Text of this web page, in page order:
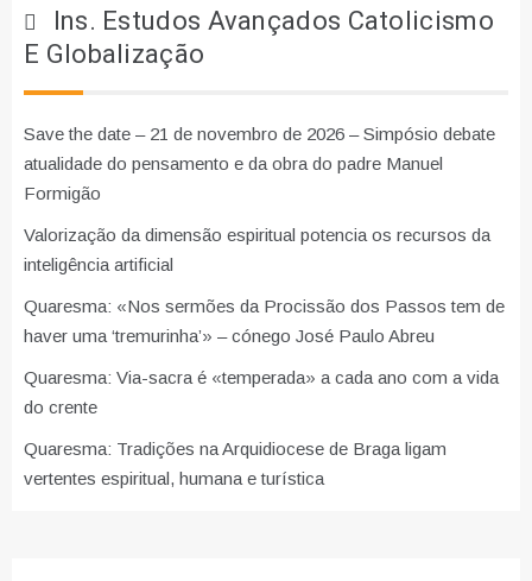
Ins. Estudos Avançados Catolicismo
E Globalização
Save the date – 21 de novembro de 2026 – Simpósio debate
atualidade do pensamento e da obra do padre Manuel
Formigão
Valorização da dimensão espiritual potencia os recursos da
inteligência artificial
Quaresma: «Nos sermões da Procissão dos Passos tem de
haver uma ‘tremurinha’» – cónego José Paulo Abreu
Quaresma: Via-sacra é «temperada» a cada ano com a vida
do crente
Quaresma: Tradições na Arquidiocese de Braga ligam
vertentes espiritual, humana e turística